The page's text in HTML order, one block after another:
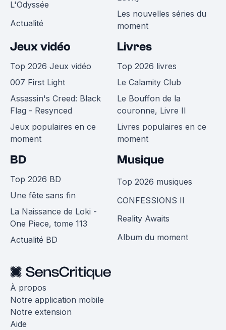
L'Odyssée
Actualité
Les nouvelles séries du
moment
Jeux vidéo
Top 2026 Jeux vidéo
007 First Light
Assassin's Creed: Black
Flag - Resynced
Jeux populaires en ce
moment
Livres
Top 2026 livres
Le Calamity Club
Le Bouffon de la
couronne, Livre II
Livres populaires en ce
moment
BD
Top 2026 BD
Une fête sans fin
La Naissance de Loki -
One Piece, tome 113
Actualité BD
Musique
Top 2026 musiques
CONFESSIONS II
Reality Awaits
Album du moment
À propos
Notre application mobile
Notre extension
Aide